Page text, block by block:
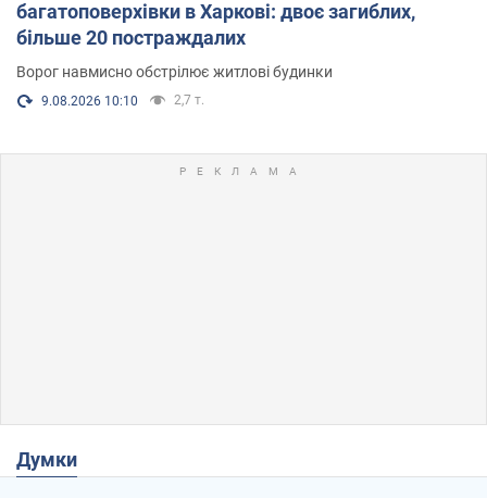
багатоповерхівки в Харкові: двоє загиблих,
більше 20 постраждалих
Ворог навмисно обстрілює житлові будинки
9.08.2026 10:10 2,7 т.
Думки